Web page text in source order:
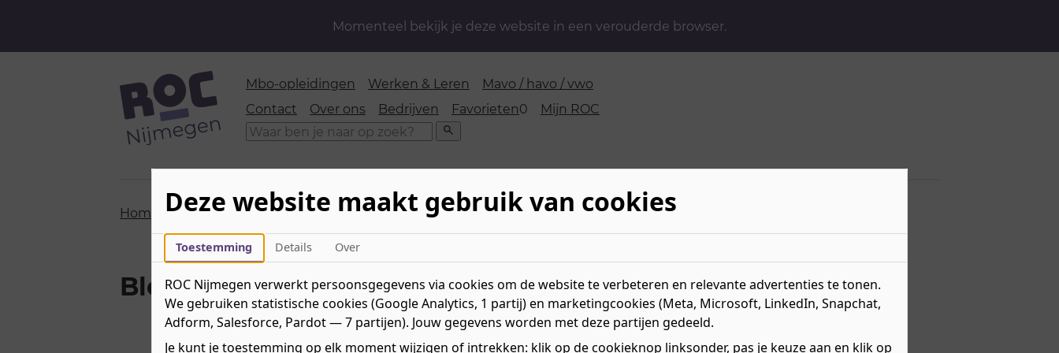
Momenteel bekijk je deze website in een verouderde browser.
Mbo-opleidingen Werken & Leren
Mavo / havo / vwo
Contact
Over ons Bedrijven Favorieten0 favorieten
Mijn ROC
Zoeken
Zoeken
Home »Blog»Blogs door relatiebeheerders
Blogs door relatiebeheerders
Deze website maakt gebruik van cookies
Toestemming Details Over
ROC Nijmegen verwerkt persoonsgegevens via cookies om de website te verbeteren en relevante advertenties te tonen.
We gebruiken statistische cookies (Google Analytics, 1 partij) en marketingcookies (Meta, Microsoft, LinkedIn, Snapchat,
Adform, Salesforce, Pardot — 7 partijen). Jouw gegevens worden met deze partijen gedeeld.
Je kunt je toestemming op elk moment wijzigen of intrekken: klik op de cookieknop linksonder, pas je keuze aan en klik op